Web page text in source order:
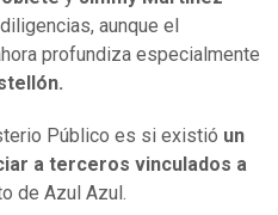
aunque el
profundiza especialmente
Público es si existió un
a terceros vinculados a
de Azul Azul.